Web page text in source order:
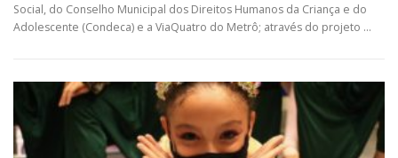
Social, do Conselho Municipal dos Direitos Humanos da Criança e do
Adolescente (Condeca) e a ViaQuatro do Metrô; através do projeto …